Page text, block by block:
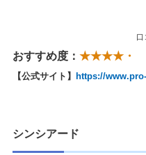
口
おすすめ度： ★★★★・
【公式サイト】 https://
シンシアード